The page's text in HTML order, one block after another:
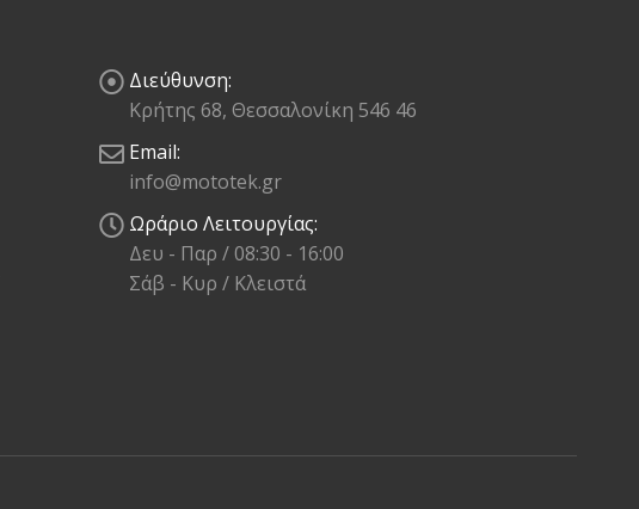
Διεύθυνση:
Κρήτης 68, Θεσσαλονίκη 546 46
Email:
info@mototek.gr
Ωράριο Λειτουργίας:
Δευ - Παρ / 08:30 - 16:00
Σάβ - Κυρ / Κλειστά